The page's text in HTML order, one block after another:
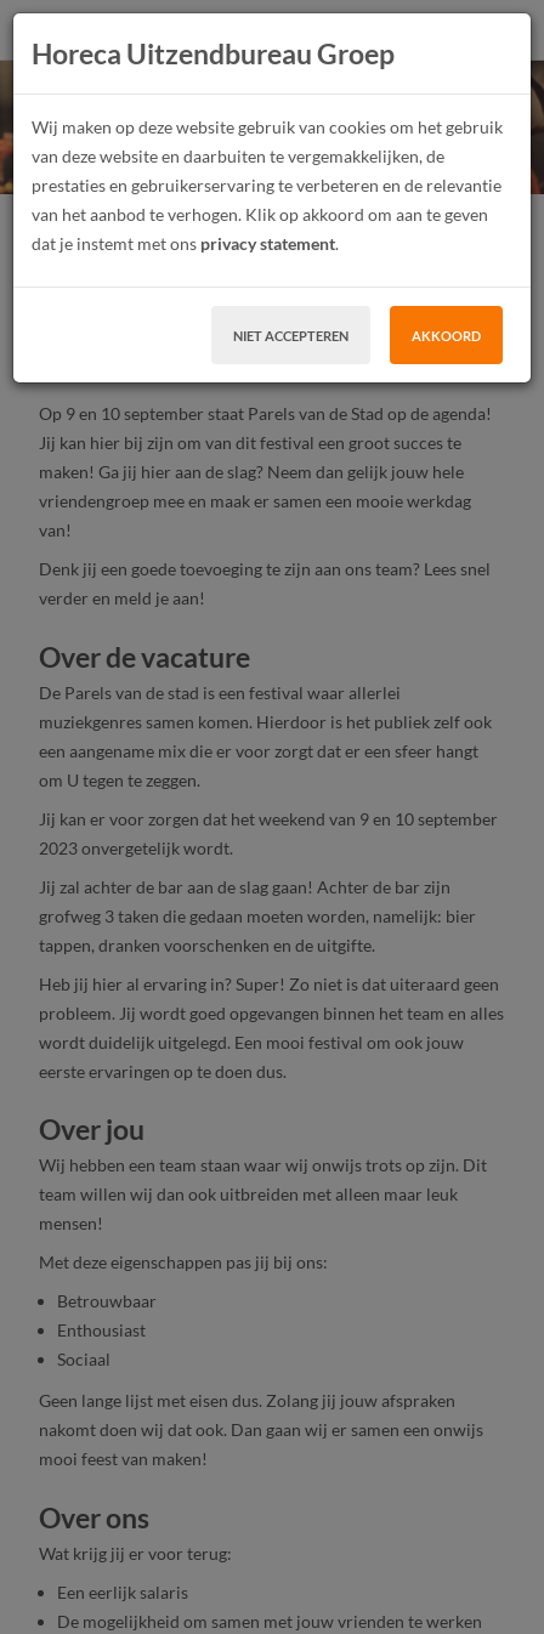
Parels van de stad 2023!
Festivalmedewerker Junior
Parttime
Op 9 en 10 september staat Parels van de Stad op de agenda!
Jij kan hier bij zijn om van dit festival een groot succes te
maken! Ga jij hier aan de slag? Neem dan gelijk jouw hele
vriendengroep mee en maak er samen een mooie werkdag
van!
Denk jij een goede toevoeging te zijn aan ons team? Lees snel
verder en meld je aan!
Over de vacature
De Parels van de stad is een festival waar allerlei
muziekgenres samen komen. Hierdoor is het publiek zelf ook
een aangename mix die er voor zorgt dat er een sfeer hangt
om U tegen te zeggen.
Jij kan er voor zorgen dat het weekend van 9 en 10 september
2023 onvergetelijk wordt.
Jij zal achter de bar aan de slag gaan! Achter de bar zijn
grofweg 3 taken die gedaan moeten worden, namelijk: bier
tappen, dranken voorschenken en de uitgifte.
Heb jij hier al ervaring in? Super! Zo niet is dat uiteraard geen
probleem. Jij wordt goed opgevangen binnen het team en alles
wordt duidelijk uitgelegd. Een mooi festival om ook jouw
eerste ervaringen op te doen dus.
Over jou
Wij hebben een team staan waar wij onwijs trots op zijn. Dit
team willen wij dan ook uitbreiden met alleen maar leuk
mensen!
Met deze eigenschappen pas jij bij ons:
Betrouwbaar
Enthousiast
Sociaal
Geen lange lijst met eisen dus. Zolang jij jouw afspraken
nakomt doen wij dat ook. Dan gaan wij er samen een onwijs
mooi feest van maken!
Over ons
Wat krijg jij er voor terug:
Een eerlijk salaris
De mogelijkheid om samen met jouw vrienden te werken
Horeca Uitzendbureau Groep
Wij maken op deze website gebruik van cookies om het gebruik
van deze website en daarbuiten te vergemakkelijken, de
prestaties en gebruikerservaring te verbeteren en de relevantie
van het aanbod te verhogen. Klik op akkoord om aan te geven
dat je instemt met ons privacy statement.
NIET ACCEPTEREN AKKOORD